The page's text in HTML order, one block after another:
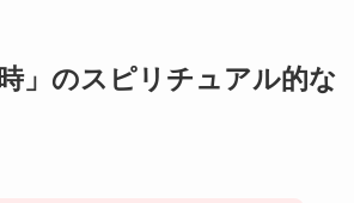
」のスピリチュアル的な